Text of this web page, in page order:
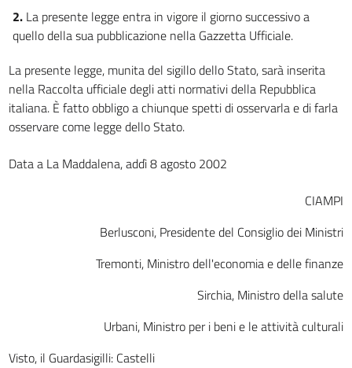
2. La presente legge entra in vigore il giorno successivo a
quello della sua pubblicazione nella Gazzetta Ufficiale.
La presente legge, munita del sigillo dello Stato, sarà inserita
nella Raccolta ufficiale degli atti normativi della Repubblica
italiana. È fatto obbligo a chiunque spetti di osservarla e di farla
osservare come legge dello Stato.
Data a La Maddalena, addì 8 agosto 2002
CIAMPI
Berlusconi, Presidente del Consiglio dei Ministri
Tremonti, Ministro dell'economia e delle finanze
Sirchia, Ministro della salute
Urbani, Ministro per i beni e le attività culturali
Visto, il Guardasigilli: Castelli